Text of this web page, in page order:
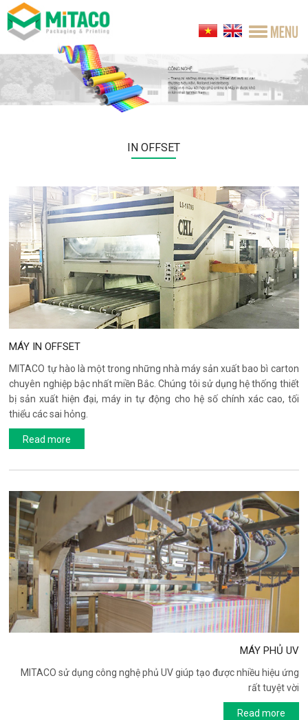
IN OFFSET
MÁY IN OFFSET
MITACO tự hào là một trong những nhà máy sản xuất bao bì carton
chuyên nghiệp bậc nhất miền Bắc. Chúng tôi sử dụng hệ thống thiết
bị sản xuất hiện đại, máy in tự động cho hệ số chính xác cao, tối
thiểu các sai hỏng.
Read more
MÁY PHỦ UV
MITACO sử dụng công nghệ phủ UV giúp tạo được nhiều hiệu ứng
rất tuyệt vời
Read more